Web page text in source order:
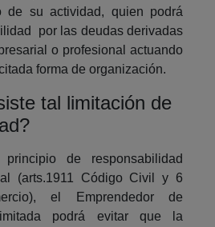
de su actividad, quien podrá
por las deudas derivadas
o profesional actuando
forma de organización.
tal limitación de
de responsabilidad
(arts.1911 Código Civil y 6
el Emprendedor de
podrá evitar que la